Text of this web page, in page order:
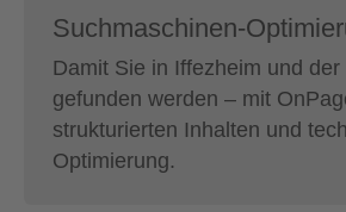
Suchmaschinen-
Damit Sie in Iffezheim und
gefunden werden – mit
strukturierten Inhalten und
Optimierung.